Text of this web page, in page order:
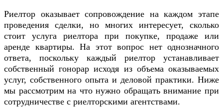
Риелтор оказывает сопровождение на каждом этапе
проведения сделки, но многих интересует, сколько
стоит услуга риелтора при покупке, продаже или
аренде квартиры. На этот вопрос нет однозначного
ответа, поскольку каждый риелтор устанавливает
собственный гонорар исходя из объема оказываемых
услуг, собственного опыта и деловой практики. Ниже
мы рассмотрим на что нужно обращать внимание при
сотрудничестве с риелторскими агентствами.